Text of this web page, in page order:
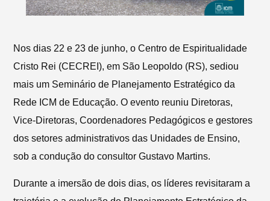
Nos dias 22 e 23 de junho, o Centro de Espiritualidade
Cristo Rei (CECREI), em São Leopoldo (RS), sediou
mais um Seminário de Planejamento Estratégico da
Rede ICM de Educação. O evento reuniu Diretoras,
Vice-Diretoras, Coordenadores Pedagógicos e gestores
dos setores administrativos das Unidades de Ensino,
sob a condução do consultor Gustavo Martins.
Durante a imersão de dois dias, os líderes revisitaram a